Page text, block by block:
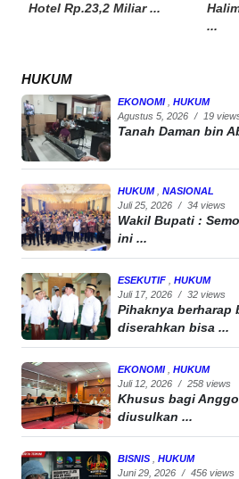
Hotel Rp.23,2 Miliar ...
...
HUKUM
EKONOMI
HUKUM
Agustus 5, 2026 / 19
Tanah Daman bin
HUKUM
NASIONAL
Juli 25, 2026 / 34 views
Wakil Bupati :
ini ...
ESEKUTIF
HUKUM
Juli 17, 2026 / 32 views
Pihaknya berharap
diserahkan bisa ...
EKONOMI
HUKUM
Juli 12, 2026 / 258 views
Khusus bagi
diusulkan ...
BISNIS
HUKUM
Juni 29, 2026 / 456 views